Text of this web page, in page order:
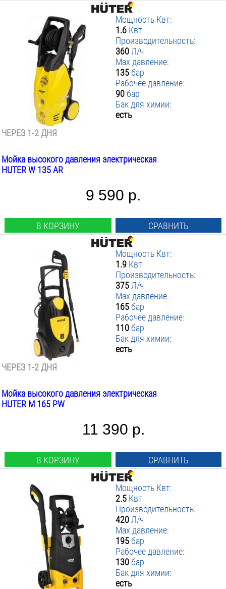
Мощность Квт:
1.6 Квт
Производительность:
360 Л/ч
Max давление:
135бар
Рабочее давление:
90бар
Бак для химии:
есть
ЧЕРЕЗ 1-2 ДНЯ
Мойка высокого давления электрическая
HUTER W 135 AR
9 590 р.
В КОРЗИНУ СРАВНИТЬ
Мощность Квт:
1.9 Квт
Производительность:
375 Л/ч
Max давление:
165бар
Рабочее давление:
110бар
Бак для химии:
есть
ЧЕРЕЗ 1-2 ДНЯ
Мойка высокого давления электрическая
HUTER M 165 PW
11 390 р.
В КОРЗИНУ СРАВНИТЬ
Мощность Квт:
2.5 Квт
Производительность:
420 Л/ч
Max давление:
195бар
Рабочее давление:
130бар
Бак для химии:
есть